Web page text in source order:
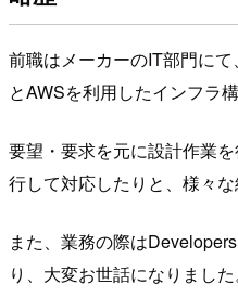
前職はメーカーのIT部門に
とAWSを利用したインフラ
要望・要求を元に設計作業
行して対応したりと、様々
また、業務の際は
り、大変お世話になりました